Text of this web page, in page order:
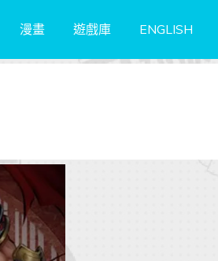
漫畫 遊戲庫 ENGLISH